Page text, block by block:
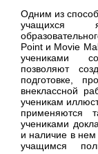
Одним из
учащихся
Point и Movie
учениками
позволяют
подготовке,
внеклассной
ученикам
применяются
учениками
и наличие в
учащимся